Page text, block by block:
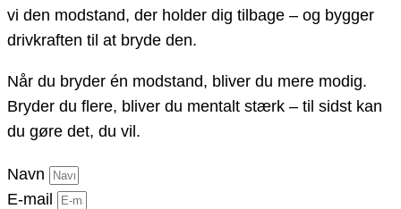
vi den modstand, der holder dig tilbage – og bygger
drivkraften til at bryde den.
Når du bryder én modstand, bliver du mere modig.
Bryder du flere, bliver du mentalt stærk – til sidst kan
du gøre det, du vil.
Navn
E-mail